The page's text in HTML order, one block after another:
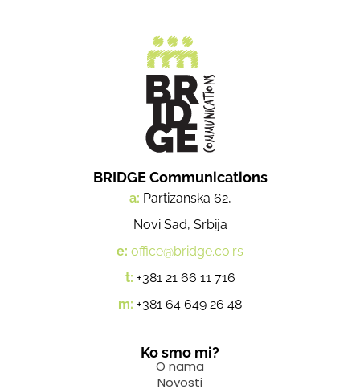
BRIDGE Communications
a: Partizanska 62,
Novi Sad, Srbija
e: office@bridge.co.rs
t: +381 21 66 11 716
m: +381 64 649 26 48
Ko smo mi?
O nama
Novosti